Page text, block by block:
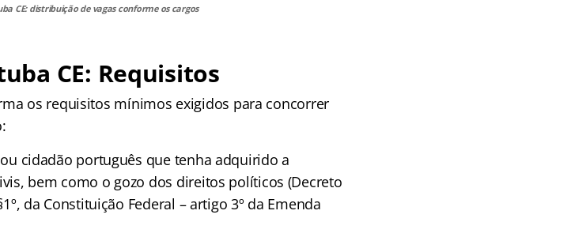
CE: distribuição de vagas conforme os cargos
CE: Requisitos
os requisitos mínimos exigidos para concorrer
cidadão português que tenha adquirido a
bem como o gozo dos direitos políticos (Decreto
da Constituição Federal – artigo 3º da Emenda